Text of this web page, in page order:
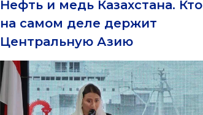
Нефть и медь Казахстана. Кто
на самом деле держит
Центральную Азию